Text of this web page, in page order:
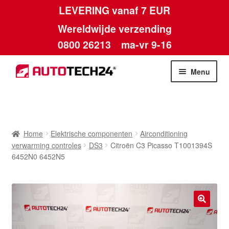
LEVERING vanaf 7 EUR
Wereldwijde verzending
0800 26213 ma-vr 9-16
Skip
to
Skip
to
Menu
Algemene voorwaarden
Betalingen
Contact
Home Elektrische componenten
Airconditioning
verwarming controles
DS3
Citroën C3 Picasso T1001394S
6452N0 6452N5